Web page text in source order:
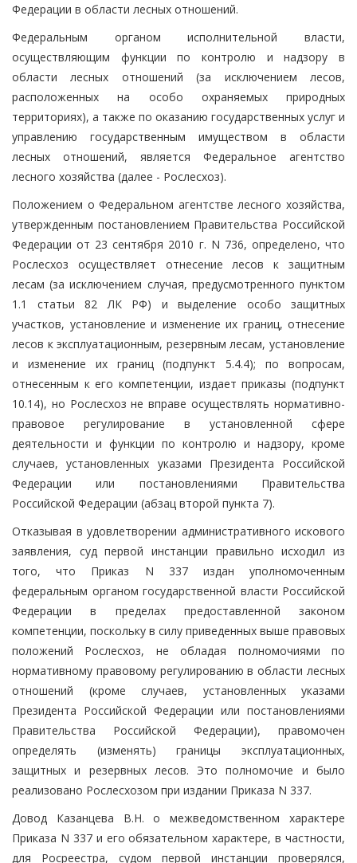
Федерации в области лесных отношений.
Федеральным органом исполнительной власти,
осуществляющим функции по контролю и надзору в
области лесных отношений (за исключением лесов,
расположенных на особо охраняемых природных
территориях), а также по оказанию государственных услуг и
управлению государственным имуществом в области
лесных отношений, является Федеральное агентство
лесного хозяйства (далее - Рослесхоз).
Положением о Федеральном агентстве лесного хозяйства,
утвержденным постановлением Правительства Российской
Федерации от 23 сентября 2010 г. N 736, определено, что
Рослесхоз осуществляет отнесение лесов к защитным
лесам (за исключением случая, предусмотренного пунктом
1.1 статьи 82 ЛК РФ) и выделение особо защитных
участков, установление и изменение их границ, отнесение
лесов к эксплуатационным, резервным лесам, установление
и изменение их границ (подпункт 5.4.4); по вопросам,
отнесенным к его компетенции, издает приказы (подпункт
10.14), но Рослесхоз не вправе осуществлять нормативно-
правовое регулирование в установленной сфере
деятельности и функции по контролю и надзору, кроме
случаев, установленных указами Президента Российской
Федерации или постановлениями Правительства
Российской Федерации (абзац второй пункта 7).
Отказывая в удовлетворении административного искового
заявления, суд первой инстанции правильно исходил из
того, что Приказ N 337 издан уполномоченным
федеральным органом государственной власти Российской
Федерации в пределах предоставленной законом
компетенции, поскольку в силу приведенных выше правовых
положений Рослесхоз, не обладая полномочиями по
нормативному правовому регулированию в области лесных
отношений (кроме случаев, установленных указами
Президента Российской Федерации или постановлениями
Правительства Российской Федерации), правомочен
определять (изменять) границы эксплуатационных,
защитных и резервных лесов. Это полномочие и было
реализовано Рослесхозом при издании Приказа N 337.
Довод Казанцева В.Н. о межведомственном характере
Приказа N 337 и его обязательном характере, в частности,
для Росреестра, судом первой инстанции проверялся,